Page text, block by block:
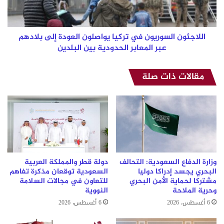
إلى
بلادهم
عبر
المعابر
البلدين
اللاجئون السوريون في تركيا يواصلون العودة إلى بلادهم
عبر المعابر الحدودية بين البلدين
مقالات ذات صلة
وزارة الدفاع السعودية: التحالف
البحري يجسد إدراكا دوليا
مشتركا لحماية الأمن البحري
وحرية الملاحة
6 أغسطس، 2026
دولة قطر والمملكة العربية
السعودية توقعان مذكرة تفاهم
للتعاون في مجالات السلامة
النووية
6 أغسطس، 2026